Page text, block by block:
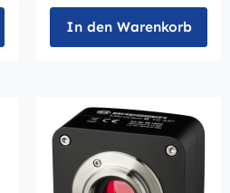
In den Warenkorb